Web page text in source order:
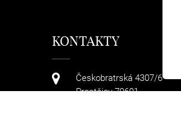
KONTAKTY
Českobratrská 4307/6
Prostějov 79601